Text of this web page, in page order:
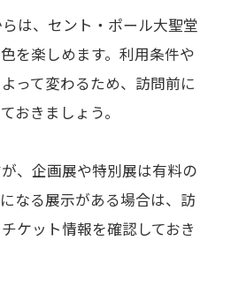
は、セント・ポール大聖堂
を楽しめます。利用条件や
って変わるため、訪問前に
おきましょう。
、企画展や特別展は有料の
なる展示がある場合は、訪
ケット情報を確認しておき